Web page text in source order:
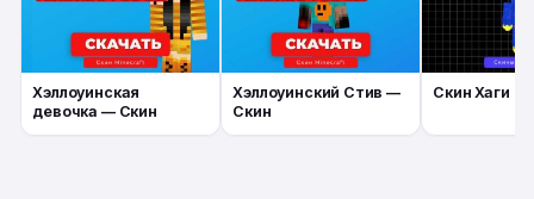
Хэллоуинская
девочка — Скин
Хэллоуинский Стив —
Скин
Скин Хаги